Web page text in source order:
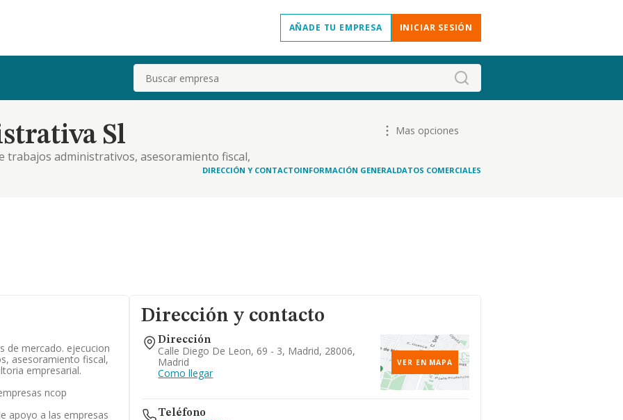
AÑADE TU EMPRESA INICIAR SESIÓN
Buscar
Sl
trabajos administrativos, asesoramiento fiscal,
Mas opciones
DIRECCIÓN Y CONTACTOINFORMACIÓN GENERALDATOS COMERCIALES
de mercado. ejecucion
asesoramiento fiscal,
empresarial.
ncop
apoyo a las empresas
Dirección y contacto
Dirección
Calle Diego De Leon, 69 - 3, Madrid, 28006,
Madrid
Como llegar
VER EN MAPA
Teléfono